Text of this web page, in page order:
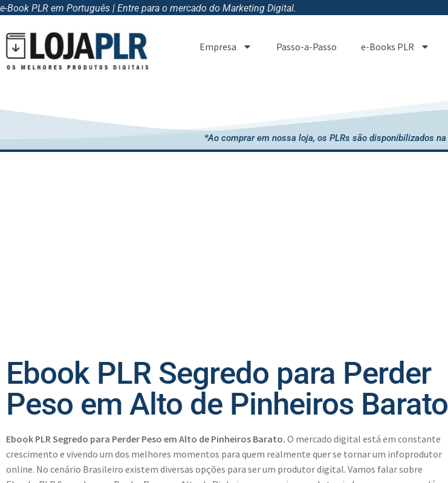
e-Book PLR em Português | Entre para o mercado do Marketing Digital.
Empresa Passo-a-Passo e-Books PLR
*Ao comprar em nossa loja, os PLRs são disponibilizados na
Ebook PLR Segredo para Perder
Peso em Alto de Pinheiros Barato
Ebook PLR Segredo para Perder Peso em Alto de Pinheiros Barato. O mercado digital está em constante
crescimento e vivendo um dos melhores momentos para quem realmente quer se tornar um infoprodutor
online. No cenário Brasileiro existem diversas opções para ser um produtor digital. Vamos falar sobre